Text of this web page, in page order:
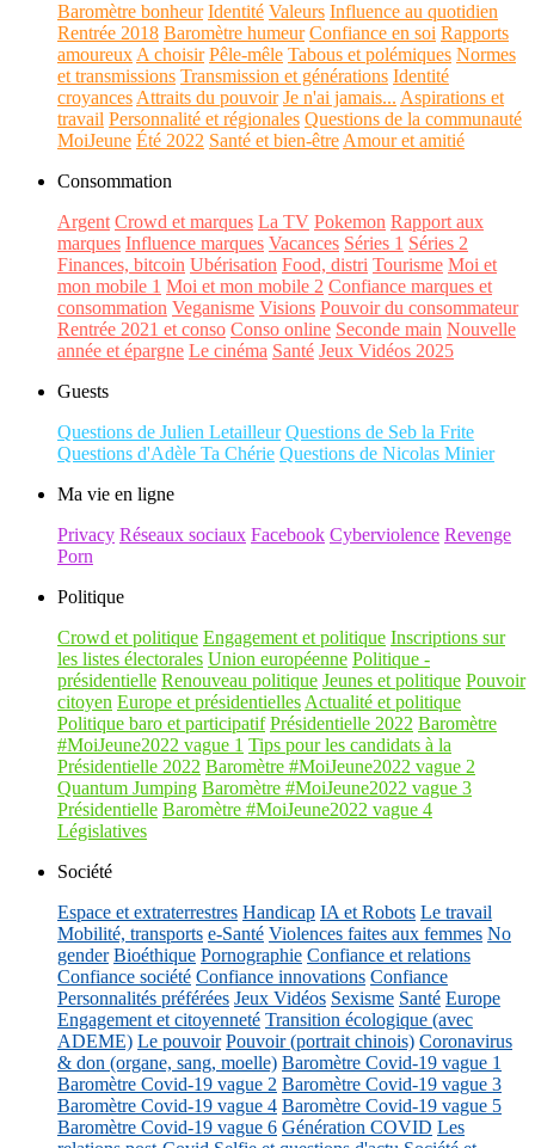
Baromètre bonheur Identité Valeurs Influence au quotidien
Rentrée 2018 Baromètre humeur Confiance en soi Rapports
amoureux A choisir Pêle-mêle Tabous et polémiques Normes
et transmissions Transmission et générations Identité
croyances Attraits du pouvoir Je n'ai jamais... Aspirations et
travail Personnalité et régionales Questions de la communauté
MoiJeune Été 2022 Santé et bien-être Amour et amitié
Consommation
Argent Crowd et marques La TV Pokemon Rapport aux
marques Influence marques Vacances Séries 1 Séries 2
Finances, bitcoin Ubérisation Food, distri Tourisme Moi et
mon mobile 1 Moi et mon mobile 2 Confiance marques et
consommation Veganisme Visions Pouvoir du consommateur
Rentrée 2021 et conso Conso online Seconde main Nouvelle
année et épargne Le cinéma Santé Jeux Vidéos 2025
Guests
Questions de Julien Letailleur Questions de Seb la Frite
Questions d'Adèle Ta Chérie Questions de Nicolas Minier
Ma vie en ligne
Privacy Réseaux sociaux Facebook Cyberviolence Revenge
Porn
Politique
Crowd et politique Engagement et politique Inscriptions sur
les listes électorales Union européenne Politique -
présidentielle Renouveau politique Jeunes et politique Pouvoir
citoyen Europe et présidentielles Actualité et politique
Politique baro et participatif Présidentielle 2022 Baromètre
#MoiJeune2022 vague 1 Tips pour les candidats à la
Présidentielle 2022 Baromètre #MoiJeune2022 vague 2
Quantum Jumping Baromètre #MoiJeune2022 vague 3
Présidentielle Baromètre #MoiJeune2022 vague 4
Législatives
Société
Espace et extraterrestres Handicap IA et Robots Le travail
Mobilité, transports e-Santé Violences faites aux femmes No
gender Bioéthique Pornographie Confiance et relations
Confiance société Confiance innovations Confiance
Personnalités préférées Jeux Vidéos Sexisme Santé Europe
Engagement et citoyenneté Transition écologique (avec
ADEME) Le pouvoir Pouvoir (portrait chinois) Coronavirus
& don (organe, sang, moelle) Baromètre Covid-19 vague 1
Baromètre Covid-19 vague 2 Baromètre Covid-19 vague 3
Baromètre Covid-19 vague 4 Baromètre Covid-19 vague 5
Baromètre Covid-19 vague 6 Génération COVID Les